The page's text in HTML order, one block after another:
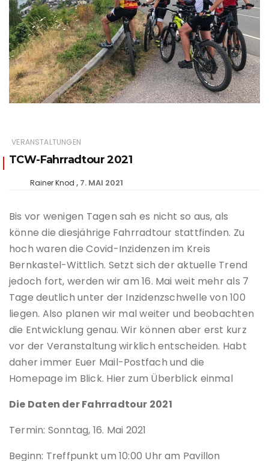
VERANSTALTUNGEN
TCW-Fahrradtour 2021
Rainer Knod 7. MAI 2021
Bis vor wenigen Tagen sah es nicht so aus, als
könne die diesjährige Fahrradtour stattfinden. Zu
hoch waren die Covid-Inzidenzen im Kreis
Bernkastel-Wittlich. Setzt sich der aktuelle Trend
jedoch fort, werden wir am 16. Mai weit mehr als 7
Tage deutlich unter der Inzidenzschwelle von 100
liegen. Also planen wir mal weiter und beobachten
die Entwicklung genau. Wir können aber erst kurz
vor der Veranstaltung wirklich entscheiden. Habt
daher immer Euer Mail-Postfach und die
Homepage im Blick. Hier zum Überblick einmal
Die Daten der Fahrradtour 2021
Termin: Sonntag, 16. Mai 2021
Beginn: Treffpunkt um 10:00 Uhr am Pavillon